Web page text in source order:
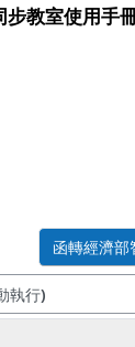
步教室使用手
函轉經濟